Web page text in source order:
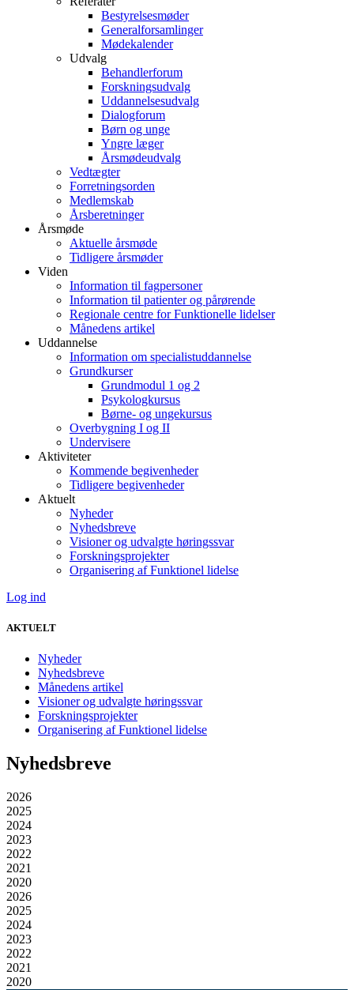
Bestyrelsesmøder
Generalforsamlinger
Mødekalender
Udvalg
Behandlerforum
Forskningsudvalg
Uddannelsesudvalg
Dialogforum
Børn og unge
Yngre læger
Årsmødeudvalg
Vedtægter
Forretningsorden
Medlemskab
Årsberetninger
Årsmøde
Aktuelle årsmøde
Tidligere årsmøder
Viden
Information til fagpersoner
Information til patienter og pårørende
Regionale centre for Funktionelle lidelser
Månedens artikel
Uddannelse
Information om specialistuddannelse
Grundkurser
Grundmodul 1 og 2
Psykologkursus
Børne- og ungekursus
Overbygning I og II
Undervisere
Aktiviteter
Kommende begivenheder
Tidligere begivenheder
Aktuelt
Nyheder
Nyhedsbreve
Visioner og udvalgte høringssvar
Forskningsprojekter
Organisering af Funktionel lidelse
Log ind
AKTUELT
Nyheder
Nyhedsbreve
Månedens artikel
Visioner og udvalgte høringssvar
Forskningsprojekter
Organisering af Funktionel lidelse
Nyhedsbreve
2026
2025
2024
2023
2022
2021
2020
2026
2025
2024
2023
2022
2021
2020